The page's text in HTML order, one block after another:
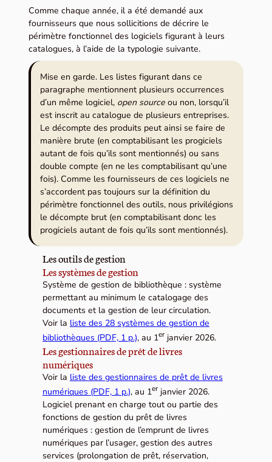
Comme chaque année, il a été demandé aux
fournisseurs que nous sollicitions de décrire le
périmètre fonctionnel des logiciels figurant à leurs
catalogues, à l’aide de la typologie suivante.
Mise en garde. Les listes figurant dans ce
paragraphe mentionnent plusieurs occurrences
d’un même logiciel, open source ou non, lorsqu’il
est inscrit au catalogue de plusieurs entreprises.
Le décompte des produits peut ainsi se faire de
manière brute (en comptabilisant les progiciels
autant de fois qu’ils sont mentionnés) ou sans
double compte (en ne les comptabilisant qu’une
fois). Comme les fournisseurs de ces logiciels ne
s’accordent pas toujours sur la définition du
périmètre fonctionnel des outils, nous privilégions
le décompte brut (en comptabilisant donc les
progiciels autant de fois qu’ils sont mentionnés).
Les outils de gestion
Les systèmes de gestion
Système de gestion de bibliothèque : système
permettant au minimum le catalogage des
documents et la gestion de leur circulation.
Voir la liste des 28 systèmes de gestion de
bibliothèques (PDF, 1 p.), au 1erjanvier 2026.
Les gestionnaires de prêt de livres
numériques
Voir la liste des gestionnaires de prêt de livres
numériques (PDF, 1 p.), au 1erjanvier 2026.
Logiciel prenant en charge tout ou partie des
fonctions de gestion du prêt de livres
numériques : gestion de l’emprunt de livres
numériques par l’usager, gestion des autres
services (prolongation de prêt, réservation,